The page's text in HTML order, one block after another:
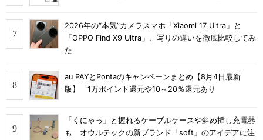
2026年の“本気”カメラスマホ「Xiaomi 17 Ultra」と
「OPPO Find X9 Ultra」、写りの違いを徹底比較してみ
た
au PAYとPontaのキャンペーンまとめ【8月4日最新
版】 1万ポイント還元や10～20％還元あり
「くにゃっ」と握れるケーブルケースや斜め挿し充電器
も オウルテックの新ブランド「soft」のアイデアに注